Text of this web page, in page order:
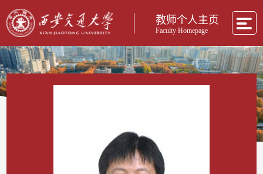
教师个人主页
Faculty Homepage